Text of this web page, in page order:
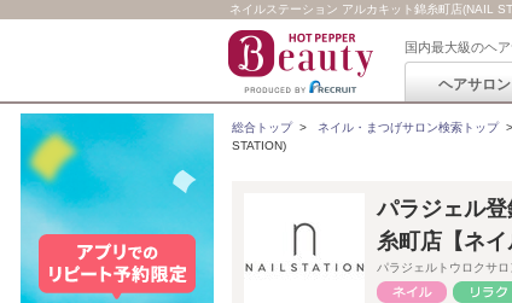
ネイルステーション アルカキット錦糸町店(NAIL
国内最大級のヘ
ヘアサロン
総合トップ> ネイル・まつげサロン検索トップ
STATION)
パラジェル
糸町店【ネイ
パラジェルトウロクサ